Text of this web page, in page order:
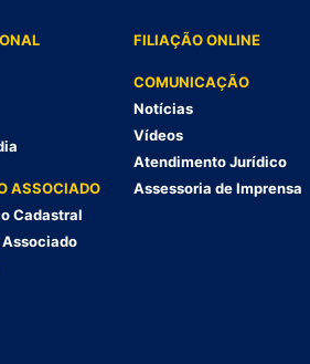
ASSOCIADO
Cadastral
FILIAÇÃO ONLINE
COMUNICAÇÃO
Notícias
Vídeos
Atendimento Jurídico
Assessoria de Imprensa